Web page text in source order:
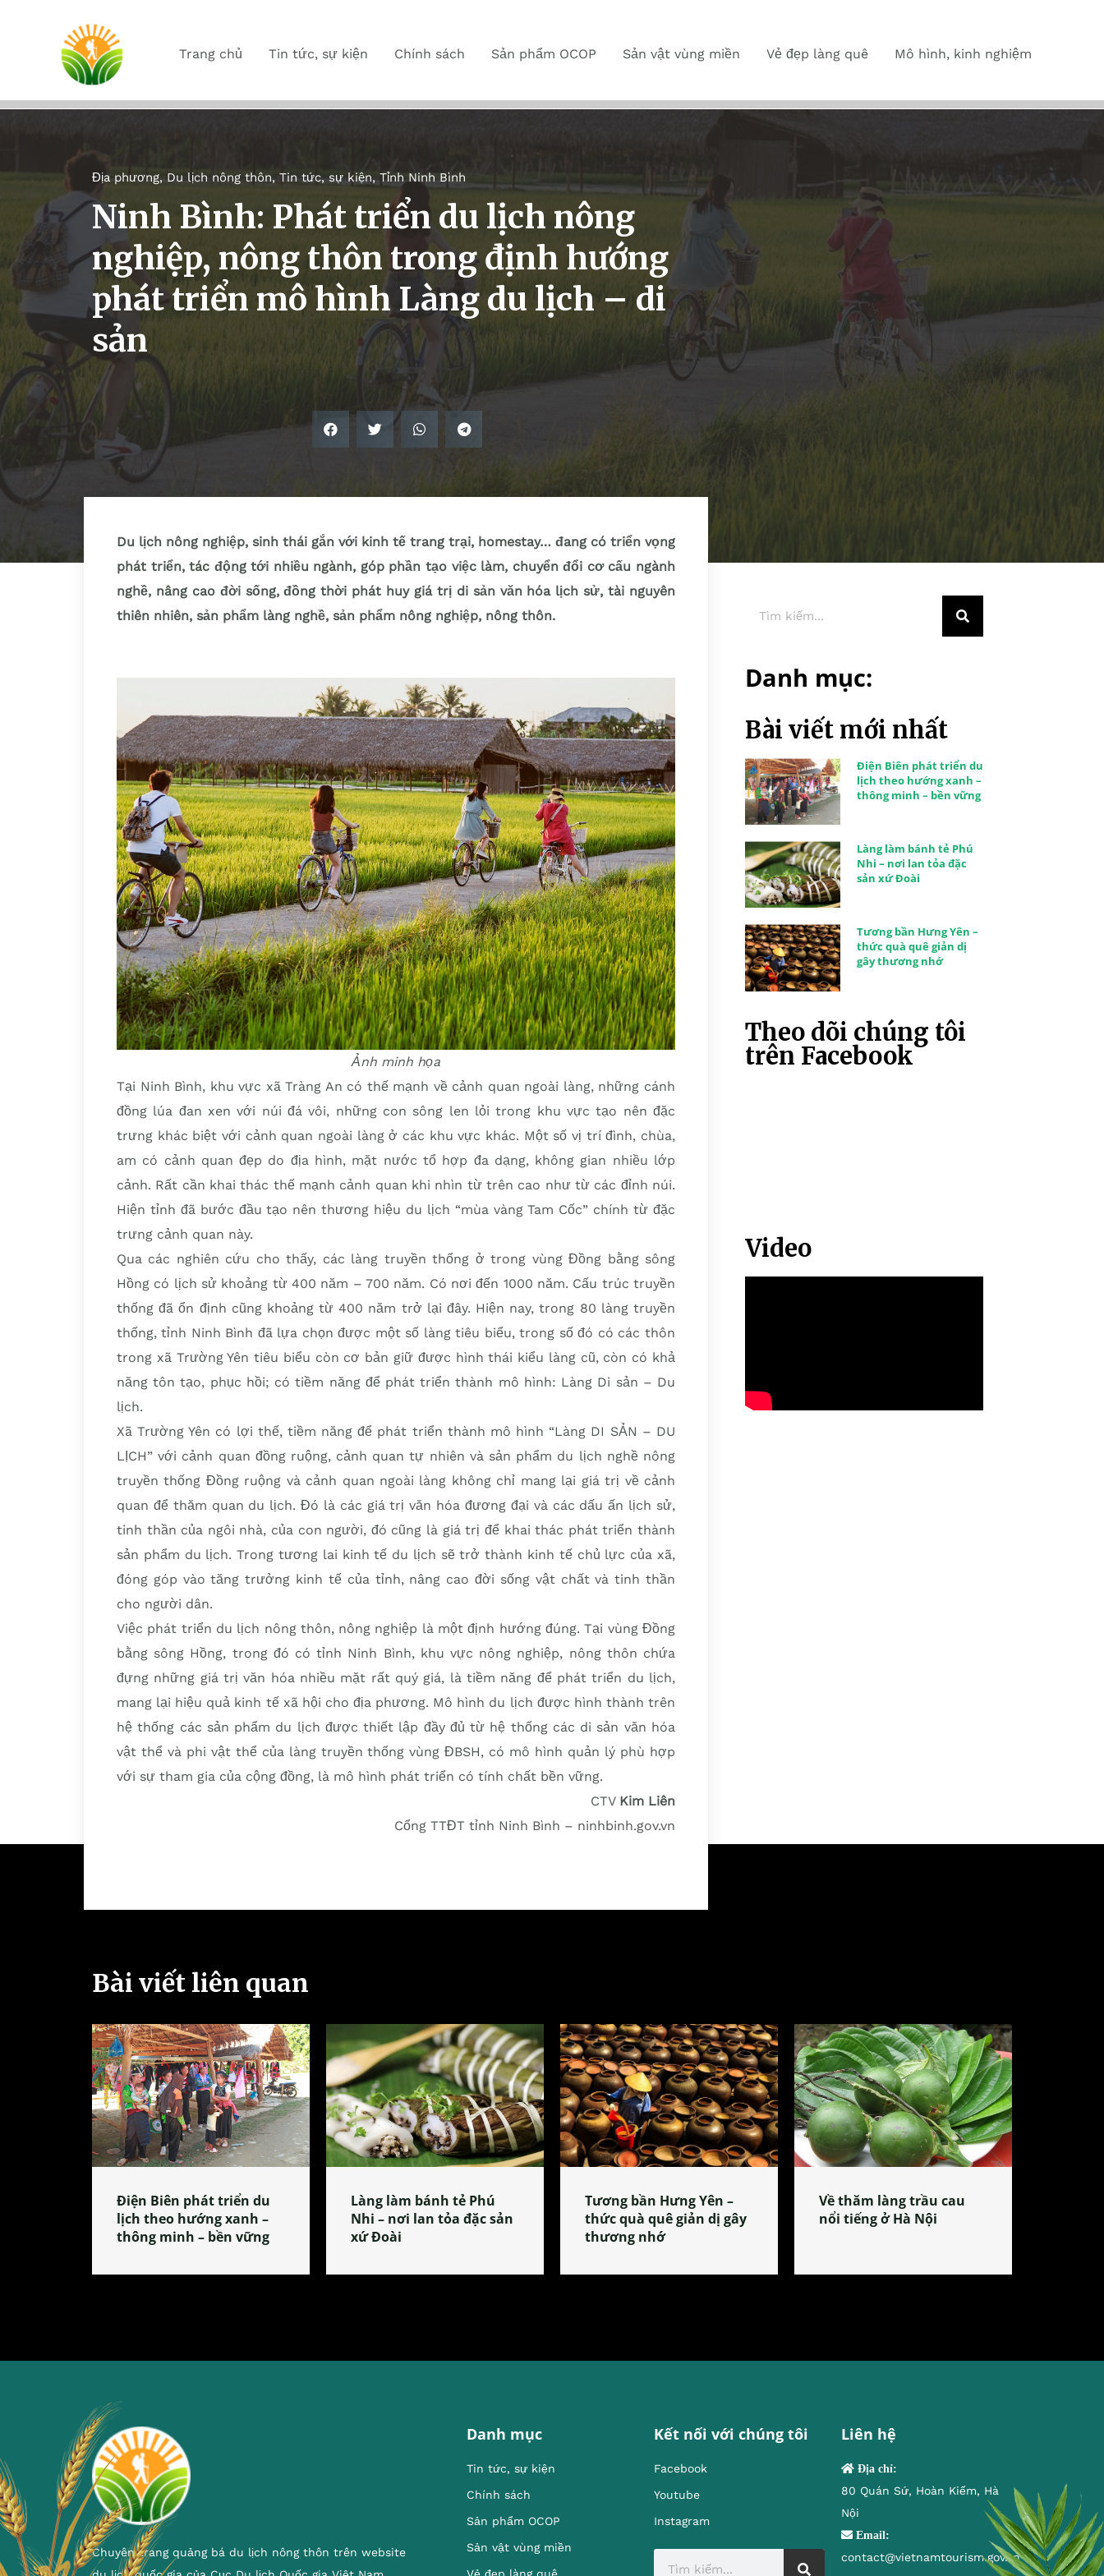
Trang chủ Tin tức, sự kiện Chính sách Sản phẩm OCOP Sản vật vùng miền Vẻ đẹp làng quê Mô hình, kinh nghiệm
Địa phương, Du lịch nông thôn, Tin tức, sự kiện, Tỉnh Ninh Bình
Ninh Bình: Phát triển du lịch nông
nghiệp, nông thôn trong định hướng
phát triển mô hình Làng du lịch – di
sản
Du lịch nông nghiệp, sinh thái gắn với kinh tế trang trại, homestay… đang có triển vọng
phát triển, tác động tới nhiều ngành, góp phần tạo việc làm, chuyển đổi cơ cấu ngành
nghề, nâng cao đời sống, đồng thời phát huy giá trị di sản văn hóa lịch sử, tài nguyên
thiên nhiên, sản phẩm làng nghề, sản phẩm nông nghiệp, nông thôn.
Ảnh minh họa
Tại Ninh Bình, khu vực xã Tràng An có thế mạnh về cảnh quan ngoài làng, những cánh
đồng lúa đan xen với núi đá vôi, những con sông len lỏi trong khu vực tạo nên đặc
trưng khác biệt với cảnh quan ngoài làng ở các khu vực khác. Một số vị trí đình, chùa,
am có cảnh quan đẹp do địa hình, mặt nước tổ hợp đa dạng, không gian nhiều lớp
cảnh. Rất cần khai thác thế mạnh cảnh quan khi nhìn từ trên cao như từ các đỉnh núi.
Hiện tỉnh đã bước đầu tạo nên thương hiệu du lịch “mùa vàng Tam Cốc” chính từ đặc
trưng cảnh quan này.
Qua các nghiên cứu cho thấy, các làng truyền thống ở trong vùng Đồng bằng sông
Hồng có lịch sử khoảng từ 400 năm – 700 năm. Có nơi đến 1000 năm. Cấu trúc truyền
thống đã ổn định cũng khoảng từ 400 năm trở lại đây. Hiện nay, trong 80 làng truyền
thống, tỉnh Ninh Bình đã lựa chọn được một số làng tiêu biểu, trong số đó có các thôn
trong xã Trường Yên tiêu biểu còn cơ bản giữ được hình thái kiểu làng cũ, còn có khả
năng tôn tạo, phục hồi; có tiềm năng để phát triển thành mô hình: Làng Di sản – Du
lịch.
Xã Trường Yên có lợi thế, tiềm năng để phát triển thành mô hình “Làng DI SẢN – DU
LỊCH” với cảnh quan đồng ruộng, cảnh quan tự nhiên và sản phẩm du lịch nghề nông
truyền thống Đồng ruộng và cảnh quan ngoài làng không chỉ mang lại giá trị về cảnh
quan để thăm quan du lịch. Đó là các giá trị văn hóa đương đại và các dấu ấn lịch sử,
tinh thần của ngôi nhà, của con người, đó cũng là giá trị để khai thác phát triển thành
sản phẩm du lịch. Trong tương lai kinh tế du lịch sẽ trở thành kinh tế chủ lực của xã,
đóng góp vào tăng trưởng kinh tế của tỉnh, nâng cao đời sống vật chất và tinh thần
cho người dân.
Việc phát triển du lịch nông thôn, nông nghiệp là một định hướng đúng. Tại vùng Đồng
bằng sông Hồng, trong đó có tỉnh Ninh Bình, khu vực nông nghiệp, nông thôn chứa
đựng những giá trị văn hóa nhiều mặt rất quý giá, là tiềm năng để phát triển du lịch,
mang lại hiệu quả kinh tế xã hội cho địa phương. Mô hình du lịch được hình thành trên
hệ thống các sản phẩm du lịch được thiết lập đầy đủ từ hệ thống các di sản văn hóa
vật thể và phi vật thể của làng truyền thống vùng ĐBSH, có mô hình quản lý phù hợp
với sự tham gia của cộng đồng, là mô hình phát triển có tính chất bền vững.
CTV Kim Liên
Cổng TTĐT tỉnh Ninh Bình – ninhbinh.gov.vn
Danh mục:
Bài viết mới nhất
Điện Biên phát triển du
lịch theo hướng xanh –
thông minh – bền vững
Làng làm bánh tẻ Phú
Nhi – nơi lan tỏa đặc
sản xứ Đoài
Tương bần Hưng Yên –
thức quà quê giản dị
gây thương nhớ
Theo dõi chúng tôi
trên Facebook
Video
Bài viết liên quan
Điện Biên phát triển du
lịch theo hướng xanh –
thông minh – bền vững
Làng làm bánh tẻ Phú
Nhi – nơi lan tỏa đặc sản
xứ Đoài
Tương bần Hưng Yên –
thức quà quê giản dị gây
thương nhớ
Về thăm làng trầu cau
nổi tiếng ở Hà Nội
Chuyên trang quảng bá du lịch nông thôn trên website
Danh mục
Tin tức, sự kiện
Chính sách
Sản phẩm OCOP
Sản vật vùng miền
Kết nối với chúng tôi
Facebook
Youtube
Instagram
Liên hệ
Địa chỉ:
80 Quán Sứ, Hoàn Kiếm, Hà
Nội
Email:
contact@vietnamtourism.gov.vn